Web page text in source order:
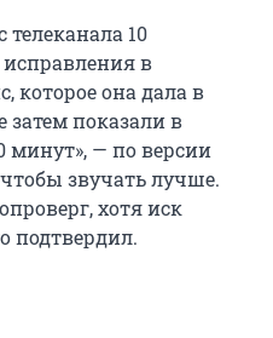
телеканала 10
в
которое она дала в
затем показали в
минут», — по версии
звучать лучше.
хотя иск
подтвердил.